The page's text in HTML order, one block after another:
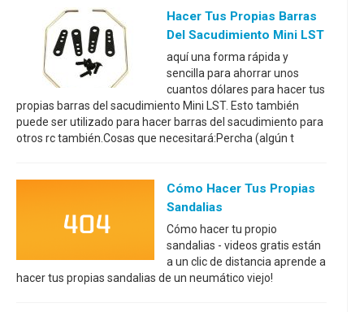
Hacer Tus Propias Barras
Del Sacudimiento Mini LST
aquí una forma rápida y
sencilla para ahorrar unos
cuantos dólares para hacer tus
propias barras del sacudimiento Mini LST. Esto también
puede ser utilizado para hacer barras del sacudimiento para
otros rc también.Cosas que necesitará:Percha (algún t
Cómo Hacer Tus Propias
Sandalias
Cómo hacer tu propio
sandalias - videos gratis están
a un clic de distancia aprende a
hacer tus propias sandalias de un neumático viejo!